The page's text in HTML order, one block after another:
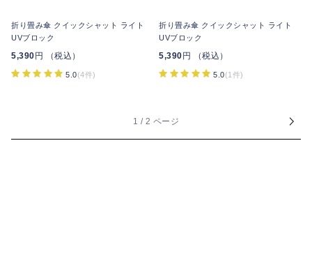
折り畳み傘 クイックシャット ライト
UVブロック
5,390円 （税込）
5.0(4件)
折り畳み傘 クイックシャット ライト
UVブロック
5,390円 （税込）
5.0(1件)
1 / 2 ページ